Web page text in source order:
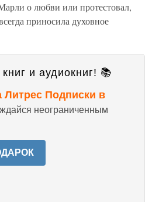
о любви или протестовал,
приносила духовное
и аудиокниг! 📚
Литрес Подписки в
неограниченным